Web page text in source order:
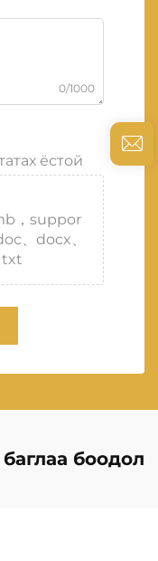
0/1000
ёстой
，suppor
、docx、
txt
боодол